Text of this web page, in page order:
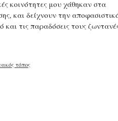
κοινότητες μου χάθηκαν στα
και δείχνουν την
τις παραδόσεις τους
τόπος